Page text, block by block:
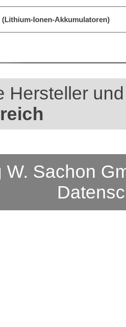
Ionen-Akkumulatoren)
Hersteller
W. Sachon